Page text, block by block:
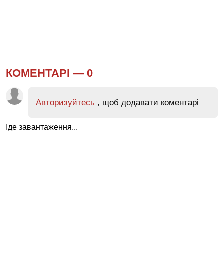
КОМЕНТАРІ — 0
Авторизуйтесь , щоб додавати коментарі
Іде завантаження...